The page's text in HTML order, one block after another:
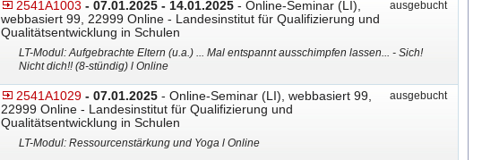
2541A1003 - 07.01.2025 - 14.01.2025- Online-Seminar (LI),
webbasiert 99, 22999 Online - Landesinstitut für Qualifizierung und
Qualitätsentwicklung in Schulen
ausgebucht
LT-Modul: Aufgebrachte Eltern (u.a.) ... Mal entspannt ausschimpfen lassen... - Sich!
Nicht dich!! (8-stündig) l Online
2541A1029 - 07.01.2025- Online-Seminar (LI), webbasiert 99,
22999 Online - Landesinstitut für Qualifizierung und
Qualitätsentwicklung in Schulen
ausgebucht
LT-Modul: Ressourcenstärkung und Yoga l Online